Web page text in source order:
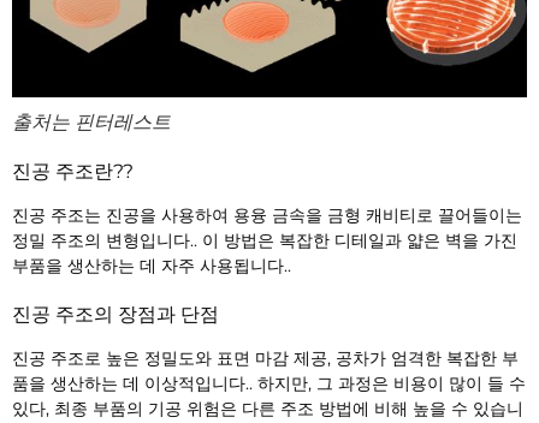
출처는 핀터레스트
진공 주조란??
진공 주조는 진공을 사용하여 용융 금속을 금형 캐비티로 끌어들이는
정밀 주조의 변형입니다.. 이 방법은 복잡한 디테일과 얇은 벽을 가진
부품을 생산하는 데 자주 사용됩니다..
진공 주조의 장점과 단점
진공 주조로 높은 정밀도와 표면 마감 제공, 공차가 엄격한 복잡한 부
품을 생산하는 데 이상적입니다.. 하지만, 그 과정은 비용이 많이 들 수
있다, 최종 부품의 기공 위험은 다른 주조 방법에 비해 높을 수 있습니